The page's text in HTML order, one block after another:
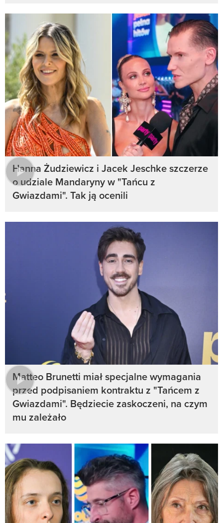
Hanna Żudziewicz i Jacek Jeschke szczerze
o udziale Mandaryny w "Tańcu z
Gwiazdami". Tak ją ocenili
Matteo Brunetti miał specjalne wymagania
przed podpisaniem kontraktu z "Tańcem z
Gwiazdami". Będziecie zaskoczeni, na czym
mu zależało